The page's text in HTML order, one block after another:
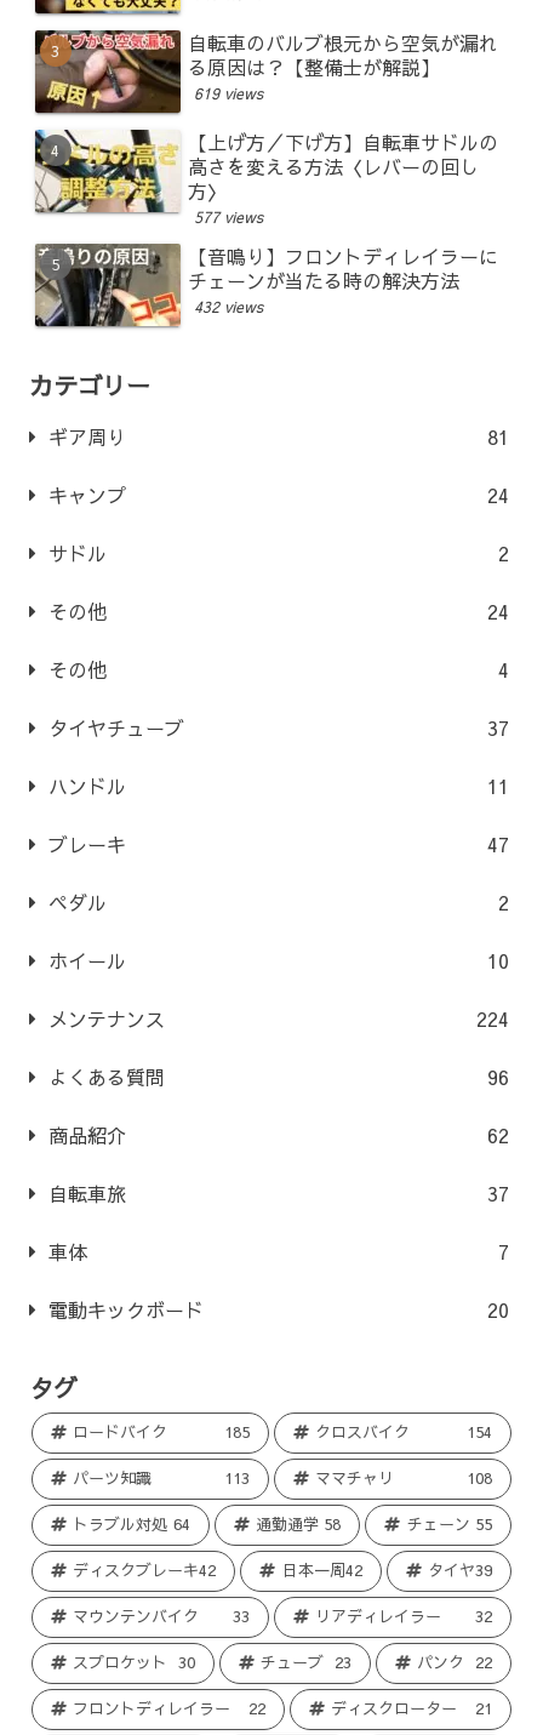
自転車のバルブ根元から空気が漏れ
る原因は？【整備士が解説】
619 views
【上げ方／下げ方】自転車サドルの
高さを変える方法〈レバーの回し
方〉
577 views
【音鳴り】フロントディレイラーに
チェーンが当たる時の解決方法
432 views
カテゴリー
ギア周り 81
キャンプ 24
サドル 2
その他 24
その他 4
タイヤチューブ 37
ハンドル 11
ブレーキ 47
ペダル 2
ホイール 10
メンテナンス 224
よくある質問 96
商品紹介 62
自転車旅 37
車体 7
電動キックボード 20
タグ
ロードバイク 185 クロスバイク 154
パーツ知識 113 ママチャリ 108
トラブル対処 64 通勤通学 58 チェーン 55
ディスクブレーキ42 日本一周42 タイヤ39
マウンテンバイク 33 リアディレイラー 32
スプロケット 30 チューブ 23 パンク 22
フロントディレイラー 22 ディスクローター 21